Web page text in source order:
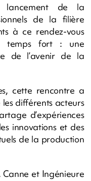
lancement de la
de la filière
à ce rendez-vous
temps fort : une
de l’avenir de la
cette rencontre a
différents acteurs
d’expériences
innovations et des
de la production
Canne et Ingénieure